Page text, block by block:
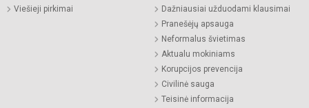
Viešieji pirkimai
Dažniausiai užduodami klausimai
Pranešėjų apsauga
Neformalus švietimas
Aktualu mokiniams
Korupcijos prevencija
Civilinė sauga
Teisinė informacija